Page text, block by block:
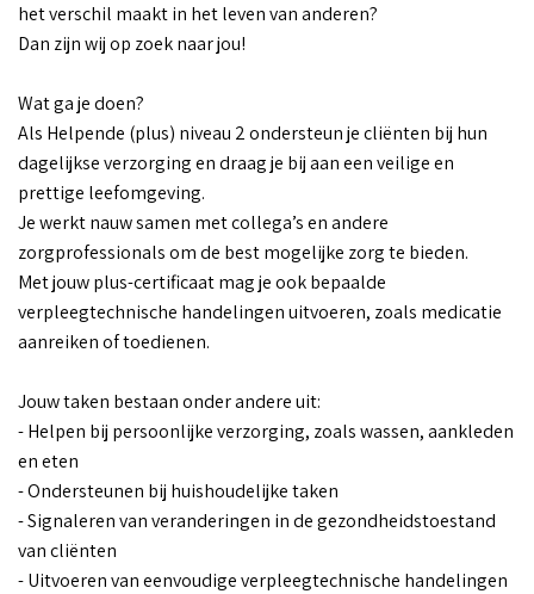
het verschil maakt in het leven van anderen?
Dan zijn wij op zoek naar jou!
Wat ga je doen?
Als Helpende (plus) niveau 2 ondersteun je cliënten bij hun
dagelijkse verzorging en draag je bij aan een veilige en
prettige leefomgeving.
Je werkt nauw samen met collega’s en andere
zorgprofessionals om de best mogelijke zorg te bieden.
Met jouw plus-certificaat mag je ook bepaalde
verpleegtechnische handelingen uitvoeren, zoals medicatie
aanreiken of toedienen.
Jouw taken bestaan onder andere uit:
- Helpen bij persoonlijke verzorging, zoals wassen, aankleden
en eten
- Ondersteunen bij huishoudelijke taken
- Signaleren van veranderingen in de gezondheidstoestand
van cliënten
- Uitvoeren van eenvoudige verpleegtechnische handelingen